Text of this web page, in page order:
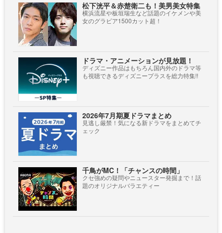
松下洸平＆赤楚衛二も！美男美女特集
横浜流星や板垣瑞生など話題のイケメンや美
女のグラビア1500カット超！
ドラマ・アニメーションが見放題！
ディズニー作品はもちろん国内外のドラマ等
も視聴できるディズニープラスを総力特集!!
2026年7月期夏ドラマまとめ
見逃し厳禁！気になる新ドラマをまとめてチ
ェック
千鳥がMC！「チャンスの時間」
クセ強めの疑問やニュースター発掘まで！話
題のオリジナルバラエティー